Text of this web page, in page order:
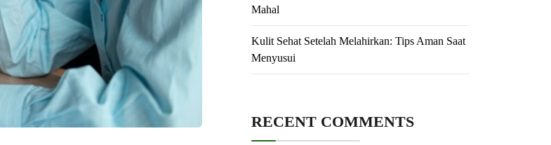
Mahal
Kulit Sehat Setelah Melahirkan: Tips Aman Saat
Menyusui
RECENT COMMENTS